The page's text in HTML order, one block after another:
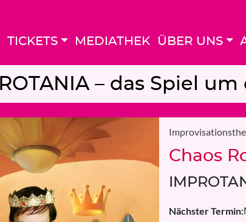
TICKETS MEDIATHEK ÜBER UNS
– das Spiel
Chaos
Nächster Termin: